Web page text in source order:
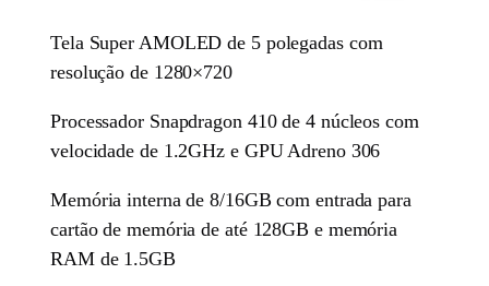
Tela Super AMOLED de 5 polegadas com
resolução de 1280×720
Processador Snapdragon 410 de 4 núcleos com
velocidade de 1.2GHz e GPU Adreno 306
Memória interna de 8/16GB com entrada para
cartão de memória de até 128GB e memória
RAM de 1.5GB